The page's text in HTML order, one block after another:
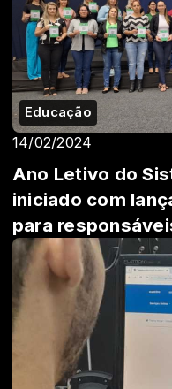
Educação
14/02/2024
Ano Letivo do
iniciado com
para
estudantes